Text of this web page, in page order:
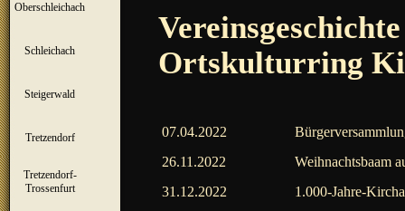
Oberschleichach
Schleichach
Steigerwald
Tretzendorf
Tretzendorf-
Trossenfurt
Ortskulturring
07.04.2022
26.11.2022
Weihnachtsbaam
31.12.2022
1.000-Jahre-